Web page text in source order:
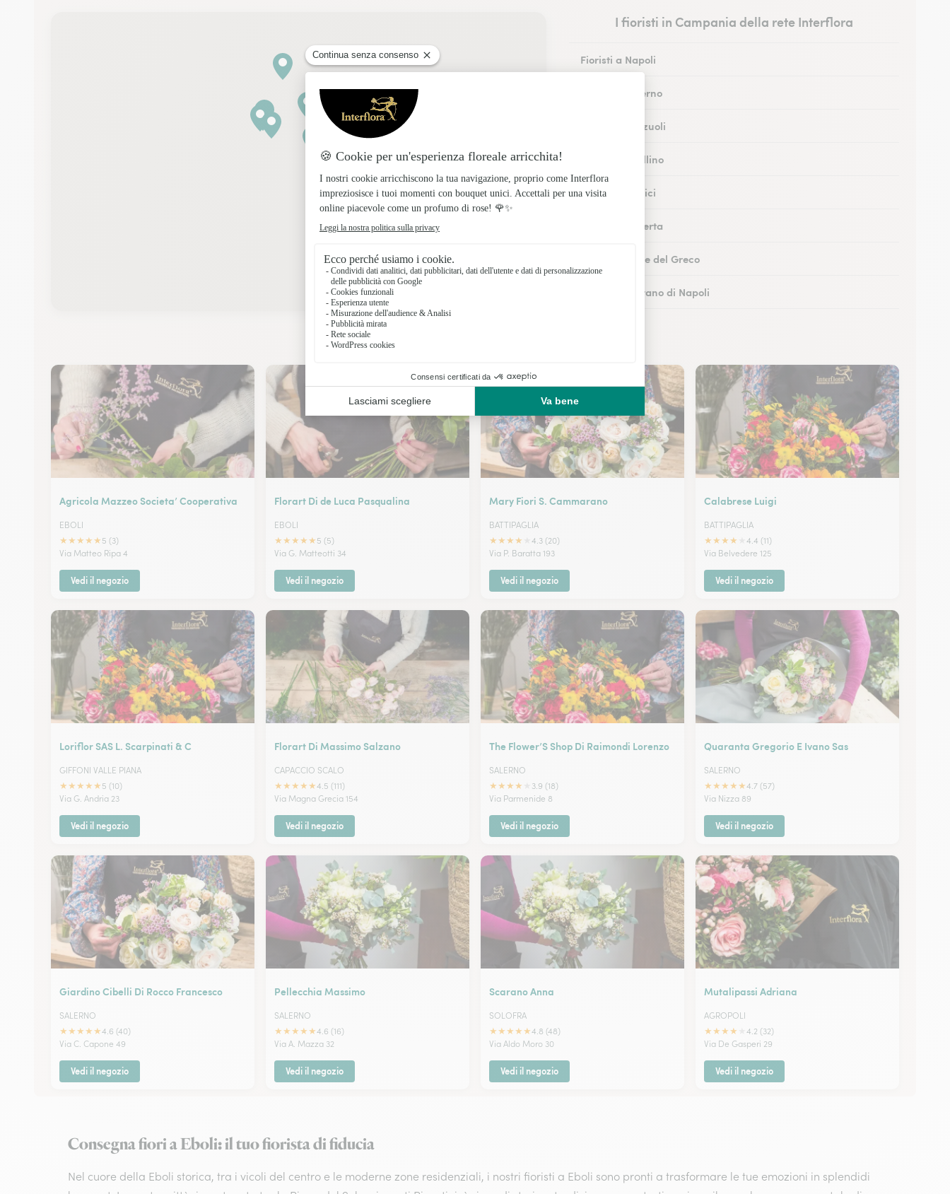
I fioristi in Campania della rete Interflora
Fioristi a Napoli
Fioristi a Salerno
Fioristi a Pozzuoli
Fioristi a Avellino
Fioristi a Portici
Fioristi a Caserta
Fioristi a Torre del Greco
Fioristi a Marano di Napoli
Agricola Mazzeo Societa’ Cooperativa
EBOLI
★★★★★ 5 (3)
Via Matteo Ripa 4
Vedi il negozio
Florart Di de Luca Pasqualina
EBOLI
★★★★★ 5 (5)
Via G. Matteotti 34
Vedi il negozio
Mary Fiori S. Cammarano
BATTIPAGLIA
★★★★
4.3 (20)
Via P. Baratta 193
Vedi il negozio
Calabrese Luigi
BATTIPAGLIA
★★★★
4.4 (11)
Via Belvedere 125
Vedi il negozio
Loriflor SAS L. Scarpinati & C
GIFFONI VALLE PIANA
★★★★★ 5 (10)
Via G. Andria 23
Vedi il negozio
Florart Di Massimo Salzano
CAPACCIO SCALO
★★★★★4.5 (111)
Via Magna Grecia 154
Vedi il negozio
The Flower’S Shop Di Raimondi Lorenzo
SALERNO
★★★★
3.9 (18)
Via Parmenide 8
Vedi il negozio
Quaranta Gregorio E Ivano Sas
SALERNO
★★★★★4.7 (57)
Via Nizza 89
Vedi il negozio
Giardino Cibelli Di Rocco Francesco
SALERNO
★★★★★4.6 (40)
Via C. Capone 49
Vedi il negozio
Pellecchia Massimo
SALERNO
★★★★★4.6 (16)
Via A. Mazza 32
Vedi il negozio
Scarano Anna
SOLOFRA
★★★★★4.8 (48)
Via Aldo Moro 30
Vedi il negozio
Mutalipassi Adriana
AGROPOLI
★★★★
4.2 (32)
Via De Gasperi 29
Vedi il negozio
Consegna fiori a Eboli: il tuo fiorista di fiducia
Nel cuore della Eboli storica, tra i vicoli del centro e le moderne zone residenziali, i nostri fioristi a Eboli sono pronti a trasformare le tue emozioni in splendidi